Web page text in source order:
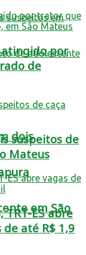
dois
em São
por
de
suspeitos de
Mateus
TRT-ES abre
até R$ 1,9